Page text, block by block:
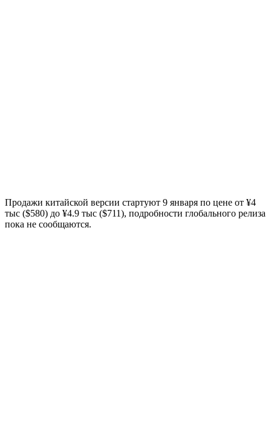
Продажи китайской версии стартуют 9 января по цене от ¥4
тыс ($580) до ¥4.9 тыс ($711), подробности глобального релиза
пока не сообщаются.